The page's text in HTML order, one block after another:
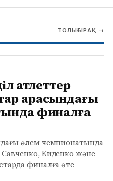
ТОЛЫҒЫРАҚ →
атлеттер
арасындағы
финалға
әлем чемпионатында
Савченко, Киденко және
финалға өте